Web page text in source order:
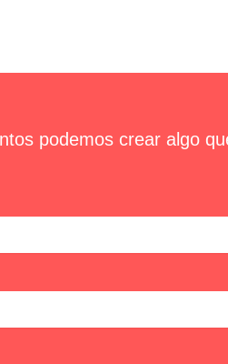
podemos crear algo